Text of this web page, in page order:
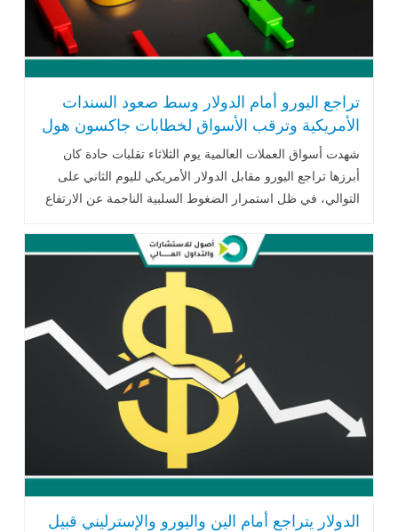
تراجع اليورو أمام الدولار وسط صعود السندات
الأمريكية وترقب الأسواق لخطابات جاكسون هول
شهدت أسواق العملات العالمية يوم الثلاثاء تقلبات حادة كان
أبرزها تراجع اليورو مقابل الدولار الأمريكي لليوم الثاني على
التوالي، في ظل استمرار الضغوط السلبية الناجمة عن الارتفاع
الدولار يتراجع أمام الين واليورو والإسترليني قبيل